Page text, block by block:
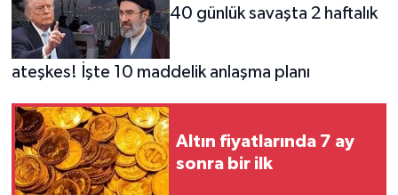
40 günlük savaşta 2 haftalık
ateşkes! İşte 10 maddelik anlaşma planı
Altın fiyatlarında 7 ay
sonra bir ilk